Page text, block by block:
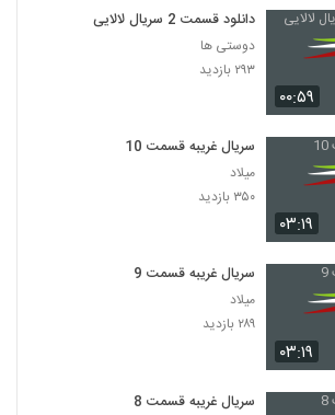
۰۰:۵۹
دانلود قسمت 2 سریال لالایی
دوستی ها
۲۹۳ بازدید
۰۳:۱۹
سریال غریبه قسمت 10
میلاد
۳۵۰ بازدید
۰۳:۱۹
سریال غریبه قسمت 9
میلاد
۲۸۹ بازدید
سریال غریبه قسمت 8